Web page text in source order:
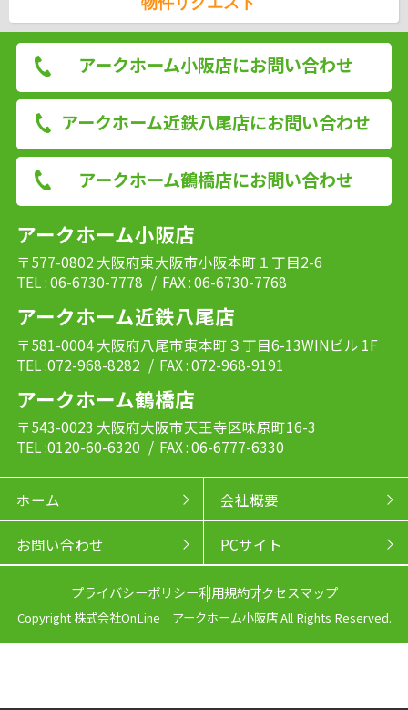
アークホーム小阪店にお問い合わせ
アークホーム近鉄八尾店にお問い合わせ
アークホーム鶴橋店にお問い合わせ
アークホーム小阪店
〒577-0802 大阪府東大阪市小阪本町１丁目2-6
TEL : 06-6730-7778 / FAX : 06-6730-7768
アークホーム近鉄八尾店
〒581-0004 大阪府八尾市東本町３丁目6-13WINビル 1F
TEL :072-968-8282 / FAX : 072-968-9191
アークホーム鶴橋店
〒543-0023 大阪府大阪市天王寺区味原町16-3
TEL :0120-60-6320 / FAX : 06-6777-6330
ホーム 会社概要
お問い合わせ PCサイト
プライバシーポリシー利用規約アクセスマップ
Copyright 株式会社OnLine アークホーム小阪店 All Rights Reserved.